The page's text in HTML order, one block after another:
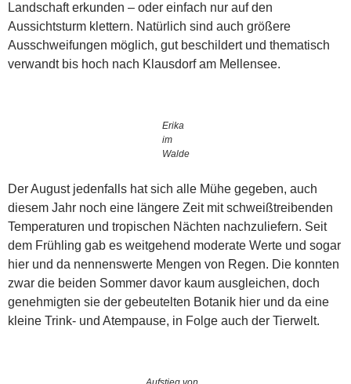
Landschaft erkunden – oder einfach nur auf den
Aussichtsturm klettern. Natürlich sind auch größere
Ausschweifungen möglich, gut beschildert und thematisch
verwandt bis hoch nach Klausdorf am Mellensee.
Erika
im
Walde
Der August jedenfalls hat sich alle Mühe gegeben, auch
diesem Jahr noch eine längere Zeit mit schweißtreibenden
Temperaturen und tropischen Nächten nachzuliefern. Seit
dem Frühling gab es weitgehend moderate Werte und sogar
hier und da nennenswerte Mengen von Regen. Die konnten
zwar die beiden Sommer davor kaum ausgleichen, doch
genehmigten sie der gebeutelten Botanik hier und da eine
kleine Trink- und Atempause, in Folge auch der Tierwelt.